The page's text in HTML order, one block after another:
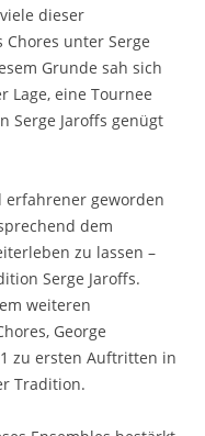
dieser
unter Serge
Grunde sah sich
Lage, eine Tournee
Serge Jaroffs genügt
erfahrener geworden
dem
zu lassen –
Serge Jaroffs.
weiteren
George
zu ersten Auftritten in
Tradition.